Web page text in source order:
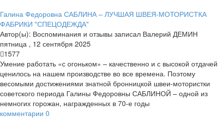
Галина Федоровна САБЛИНА – ЛУЧШАЯ ШВЕЯ-МОТОРИСТКА
ФАБРИКИ "СПЕЦОДЕЖДА"
Автор(ы): Воспоминания и отзывы записал Валерий ДЕМИН
пятница , 12 сентября 2025
1577
Умение работать «с огоньком» – качественно и с высокой отдачей
ценилось на нашем производстве во все времена. Поэтому
весомыми достижениями знатной бронницкой швеи-мотористки
советского периода Галины Федоровны САБЛИНОЙ – одной из
немногих горожан, награжденных в 70-е годы
комментарии 0